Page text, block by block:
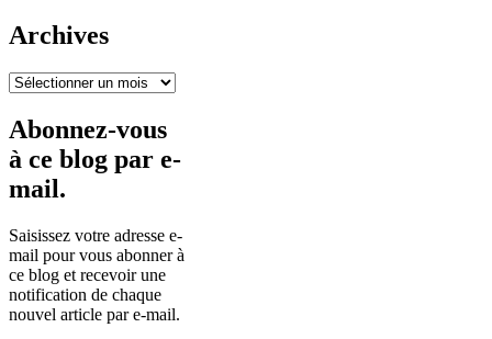
Archives
Archives
Abonnez-vous
à ce blog par e-
mail.
Saisissez votre adresse e-
mail pour vous abonner à
ce blog et recevoir une
notification de chaque
nouvel article par e-mail.